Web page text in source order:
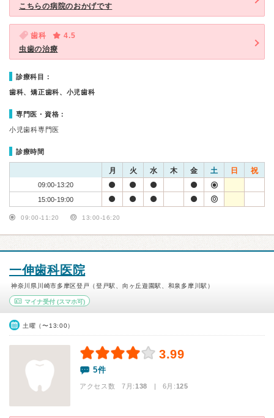
こちらの病院のおかげです
歯科
4.5
虫歯の治療
診療科目：
歯科、矯正歯科、小児歯科
専門医・資格：
小児歯科専門医
診療時間
月 火 水 木 金 土 日 祝
09:00-13:20
15:00-19:00
09:00-11:20 13:00-16:20
一伸歯科医院
神奈川県川崎市多摩区登戸（登戸駅、向ヶ丘遊園駅、和泉多摩川駅）
マイナ受付 (スマホ可)
土曜（〜13:00）
3.99
5件
アクセス数 7月:138 | 6月:125